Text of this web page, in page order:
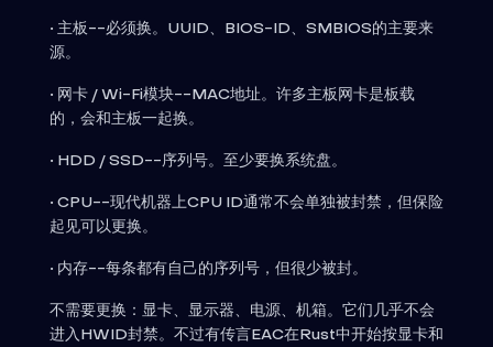
• 主板--必须换。UUID、BIOS-ID、SMBIOS的主要来
源。
• 网卡 / Wi-Fi模块--MAC地址。许多主板网卡是板载
的，会和主板一起换。
• HDD / SSD--序列号。至少要换系统盘。
• CPU--现代机器上CPU ID通常不会单独被封禁，但保险
起见可以更换。
• 内存--每条都有自己的序列号，但很少被封。
不需要更换：显卡、显示器、电源、机箱。它们几乎不会
进入HWID封禁。不过有传言EAC在Rust中开始按显卡和